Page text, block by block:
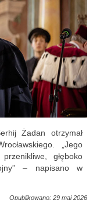
Żadan otrzymał
„Jego
głęboko
– napisano w
Opublikowano: 29 maj 2026